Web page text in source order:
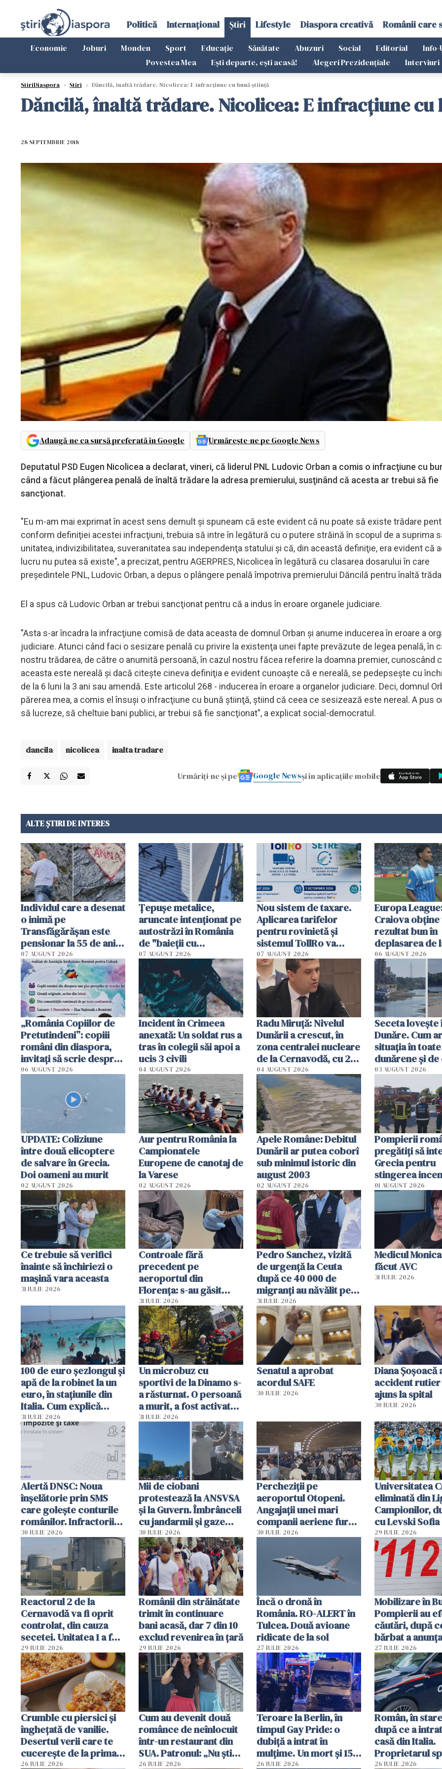
Politică Internațional Știri Lifestyle Diaspora creativă Românii care
Economie Joburi Monden Sport Educație Sănătate Abuzuri Social Editorial Info-
Povestea Mea
Ești departe, ești acasă! Alegeri Prezidențiale Interviuri
StiriDiaspora › Știri › Dăncilă, înaltă trădare. Nicolicea: E infracțiune cu bună știință
Dăncilă, înaltă trădare. Nicolicea: E infracțiune
28 SEPTEMBRIE 2018
Adaugă-ne ca sursă preferată în Google Urmărește-ne pe Google News
Deputatul PSD Eugen Nicolicea a declarat, vineri, că liderul PNL Ludovic Orban a comis o infracţiune cu
când a făcut plângerea penală de înaltă trădare la adresa premierului, susţinând că acesta ar trebui să fie
sancţionat.
"Eu m-am mai exprimat în acest sens demult şi spuneam că este evident că nu poate să existe trădare
conform definiţiei acestei infracţiuni, trebuia să intre în legătură cu o putere străină în scopul de a suprima
unitatea, indivizibilitatea, suveranitatea sau independenţa statului şi că, din această definiţie, era evident că
lucru nu putea să existe", a precizat, pentru AGERPRES, Nicolicea în legătură cu clasarea dosarului în care
preşedintele PNL, Ludovic Orban, a depus o plângere penală împotriva premierului Dăncilă pentru înaltă
El a spus că Ludovic Orban ar trebui sancţionat pentru că a indus în eroare organele judiciare.
"Asta s-ar încadra la infracţiune comisă de data aceasta de domnul Orban şi anume inducerea în eroare a
judiciare. Atunci când faci o sesizare penală cu privire la existenţa unei fapte prevăzute de legea penală, în
nostru trădarea, de către o anumită persoană, în cazul nostru făcea referire la doamna premier, cunoscând
aceasta este nereală şi dacă citeşte cineva definiţia e evident cunoaşte că e nereală, se pedepseşte cu
de la 6 luni la 3 ani sau amendă. Este articolul 268 - inducerea în eroare a organelor judiciare. Deci, domnul
părerea mea, a comis el însuşi o infracţiune cu bună ştiinţă, ştiind că ceea ce sesizează este nereal. A pus
să lucreze, să cheltuie bani publici, ar trebui să fie sancţionat", a explicat social-democratul.
dancila nicolicea inalta tradare
Urmăriți-ne și pe Google Newsși în aplicațiile mobile
ALTE ȘTIRI DE INTERES
Individul care a desenat
o inimă pe
Transfăgărășan este
pensionar la 55 de ani.
Poliția l-a identificat
07 AUGUST 2026
Țepușe metalice,
aruncate intenționat pe
autostrăzi în România
de "baieții cu
platforme": "Mi-au
cerut 1200 lei să mă
tracteze"
07 AUGUST 2026
Nou sistem de taxare.
Aplicarea tarifelor
pentru rovinietă şi
sistemul TollRo va
începe la 1 octombrie
07 AUGUST 2026
Europa
Craiova obține
rezultat bun în
deplasarea de
06 AUGUST 2026
„România Copiilor de
Pretutindeni”: copiii
români din diaspora,
invitați să scrie despre
România într-un volum
06 AUGUST 2026
Incident în Crimeea
anexată: Un soldat rus a
tras în colegii săi apoi a
ucis 3 civili
04 AUGUST 2026
Radu Miruţă: Nivelul
Dunării a crescut, în
zona centralei nucleare
de la Cernavodă, cu 2
cm faţă de ziua trecută
04 AUGUST 2026
Seceta
Dunăre. Cum
situația în
dunărene și de
România
efectele, deși a
în iulie
03 AUGUST 2026
UPDATE: Coliziune
între două elicoptere
de salvare în Grecia.
Doi oameni au murit
02 AUGUST 2026
Aur pentru România la
Campionatele
Europene de canotaj de
la Varese
02 AUGUST 2026
Apele Române: Debitul
Dunării ar putea coborî
sub minimul istoric din
august 2003
02 AUGUST 2026
Pompierii
pregătiţi să
Grecia pentru
stingerea
01 AUGUST 2026
Ce trebuie să verifici
înainte să închiriezi o
mașină vara aceasta
31 IULIE 2026
Controale fără
precedent pe
aeroportul din
Florența: s-au găsit
capete de aligator și o
sumă imensă de bani
31 IULIE 2026
Pedro Sanchez, vizită
de urgență la Ceuta
după ce 40 000 de
migranți au năvălit pe
teritoriul spaniol: „Vom
mobiliza toate
resursele"
31 IULIE 2026
Medicul
făcut AVC
31 IULIE 2026
100 de euro șezlongul și
apă de la robinet la un
euro, în stațiunile din
Italia. Cum explică
autoritățile
31 IULIE 2026
Un microbuz cu
sportivi de la Dinamo s-
a răsturnat. O persoană
a murit, a fost activat
planul roșu de
31 IULIE 2026
Senatul a aprobat
acordul SAFE
30 IULIE 2026
Diana Șoșoacă
accident rutier
ajuns la spital
30 IULIE 2026
Alertă DNSC: Noua
înșelătorie prin SMS
care golește conturile
românilor. Infractorii
folosesc numele
Ghișeul.ro și al Poliției
Române
30 IULIE 2026
Mii de ciobani
protestează la ANSVSA
și la Guvern. Îmbrânceli
cu jandarmii și gaze
lacrimogene
30 IULIE 2026
Percheziții pe
aeroportul Otopeni.
Angajații unei mari
companii aeriene furau
parfumuri, ceasuri și
vânzării
30 IULIE 2026
Universitatea
eliminată din
Campionilor,
cu Levski Sofia
29 IULIE 2026
Reactorul 2 de la
Cernavodă va fi oprit
controlat, din cauza
secetei. Unitatea 1 a fost
deja oprită
29 IULIE 2026
Românii din străinătate
trimit în continuare
bani acasă, dar 7 din 10
exclud revenirea în țară
29 IULIE 2026
Încă o dronă în
România. RO-ALERT în
Tulcea. Două avioane
ridicate de la sol
27 IULIE 2026
Mobilizare în
Pompierii au
căutări, după
bărbat a
că a văzut un
luminos
27 IULIE 2026
Crumble cu piersici și
înghețată de vanilie.
Desertul verii care te
cucerește de la prima
lingură
26 IULIE 2026
Cum au devenit două
românce de neînlocuit
într-un restaurant din
SUA. Patronul: „Nu știu
ce o să mă fac fără voi”
26 IULIE 2026
Teroare la Berlin, în
timpul Gay Pride: o
dubiță a intrat în
mulțime. Un mort și 15
răniți
26 IULIE 2026
Român, în
după ce a
casă din Italia.
Proprietarul
s-a apărat cu
26 IULIE 2026